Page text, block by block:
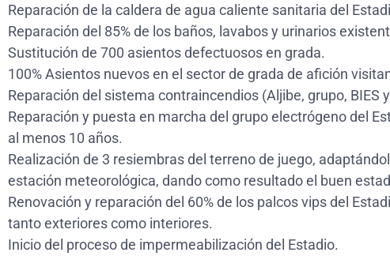
Reparación de la caldera de agua caliente sanitaria del
Reparación del 85% de los baños, lavabos y urinarios
Sustitución de 700 asientos defectuosos en grada.
100% Asientos nuevos en el sector de grada de afición
Reparación del sistema contraincendios (Aljibe, grupo, BIES
Reparación y puesta en marcha del grupo electrógeno del
al menos 10 años.
Realización de 3 resiembras del terreno de juego,
estación meteorológica, dando como resultado el buen
Renovación y reparación del 60% de los palcos vips del
tanto exteriores como interiores.
Inicio del proceso de impermeabilización del Estadio.